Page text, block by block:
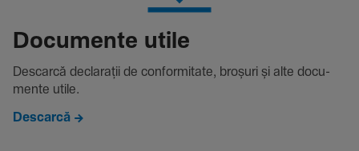
Docu­mente utile
Descarcă decla­rații de conformitate, broșuri și alte docu­
mente utile.
Descarcă